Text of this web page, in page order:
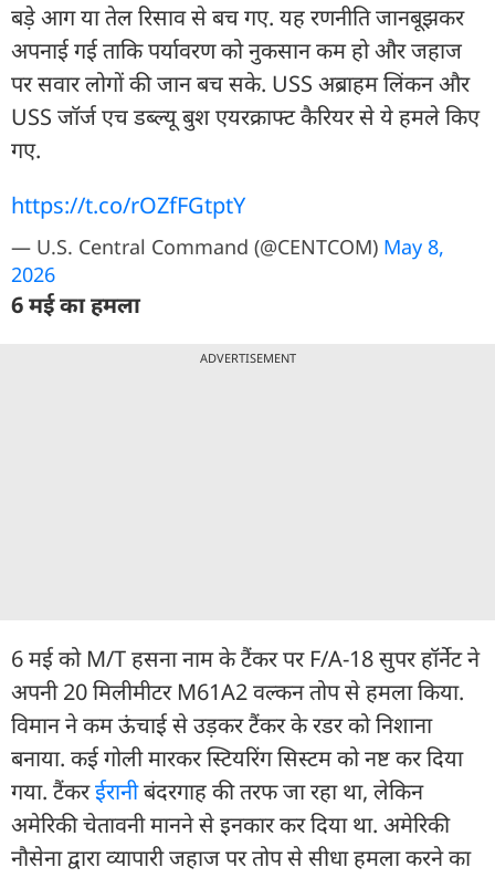
बड़े आग या तेल रिसाव से बच गए. यह रणनीति जानबूझकर
अपनाई गई ताकि पर्यावरण को नुकसान कम हो और जहाज
पर सवार लोगों की जान बच सके. USS अब्राहम लिंकन और
USS जॉर्ज एच डब्ल्यू बुश एयरक्राफ्ट कैरियर से ये हमले किए
गए.
https://t.co/rOZfFGtptY
— U.S. Central Command (@CENTCOM) May 8,
2026
6 मई का हमला
ADVERTISEMENT
6 मई को M/T हसना नाम के टैंकर पर F/A-18 सुपर हॉर्नेट ने
अपनी 20 मिलीमीटर M61A2 वल्कन तोप से हमला किया.
विमान ने कम ऊंचाई से उड़कर टैंकर के रडर को निशाना
बनाया. कई गोली मारकर स्टियरिंग सिस्टम को नष्ट कर दिया
गया. टैंकरईरानी बंदरगाह की तरफ जा रहा था, लेकिन
अमेरिकी चेतावनी मानने से इनकार कर दिया था. अमेरिकी
नौसेना द्वारा व्यापारी जहाज पर तोप से सीधा हमला करने का